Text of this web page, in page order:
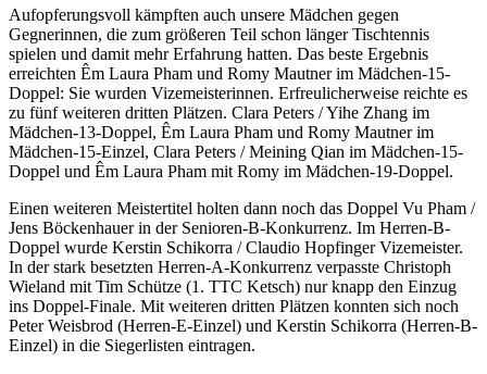
Aufopferungsvoll kämpften auch unsere Mädchen gegen
Gegnerinnen, die zum größeren Teil schon länger Tischtennis
spielen und damit mehr Erfahrung hatten. Das beste Ergebnis
erreichten Êm Laura Pham und Romy Mautner im Mädchen-15-
Doppel: Sie wurden Vizemeisterinnen. Erfreulicherweise reichte es
zu fünf weiteren dritten Plätzen. Clara Peters / Yihe Zhang im
Mädchen-13-Doppel, Êm Laura Pham und Romy Mautner im
Mädchen-15-Einzel, Clara Peters / Meining Qian im Mädchen-15-
Doppel und Êm Laura Pham mit Romy im Mädchen-19-Doppel.
Einen weiteren Meistertitel holten dann noch das Doppel Vu Pham /
Jens Böckenhauer in der Senioren-B-Konkurrenz. Im Herren-B-
Doppel wurde Kerstin Schikorra / Claudio Hopfinger Vizemeister.
In der stark besetzten Herren-A-Konkurrenz verpasste Christoph
Wieland mit Tim Schütze (1. TTC Ketsch) nur knapp den Einzug
ins Doppel-Finale. Mit weiteren dritten Plätzen konnten sich noch
Peter Weisbrod (Herren-E-Einzel) und Kerstin Schikorra (Herren-B-
Einzel) in die Siegerlisten eintragen.